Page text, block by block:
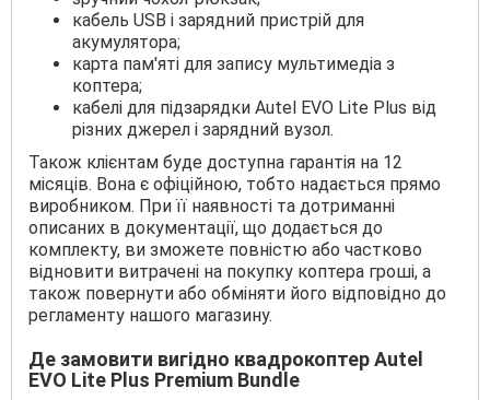
кабель USB і зарядний пристрій для
акумулятора;
карта пам'яті для запису мультимедіа з
коптера;
кабелі для підзарядки Autel EVO Lite Plus від
різних джерел і зарядний вузол.
Також клієнтам буде доступна гарантія на 12
місяців. Вона є офіційною, тобто надається прямо
виробником. При її наявності та дотриманні
описаних в документації, що додається до
комплекту, ви зможете повністю або частково
відновити витрачені на покупку коптера гроші, а
також повернути або обміняти його відповідно до
регламенту нашого магазину.
Де замовити вигідно квадрокоптер Autel
EVO Lite Plus Premium Bundle